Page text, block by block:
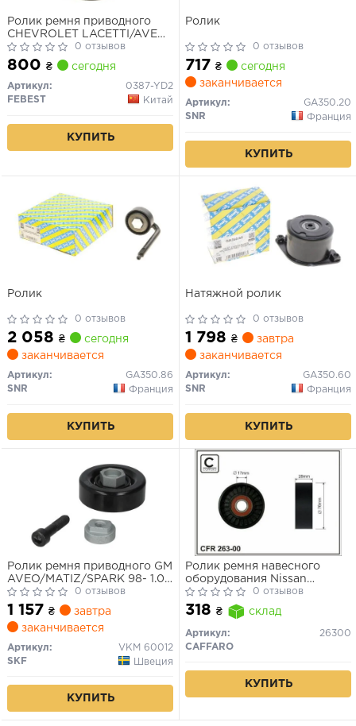
Ролик ремня приводного
CHEVROLET LACETTI/AVEO
1.4/1.6
0 отзывов
800 ₴ сегодня
Артикул:
0387-YD2
FEBEST
Китай
КУПИТЬ
Ролик
0 отзывов
717 ₴
сегодня
заканчивается
Артикул:
GA350.20
SNR
Франция
КУПИТЬ
Ролик
0 отзывов
2 058 ₴
сегодня
заканчивается
Артикул:
GA350.86
SNR
Франция
КУПИТЬ
Натяжной ролик
0 отзывов
1 798 ₴
завтра
заканчивается
Артикул:
GA350.60
SNR
Франция
КУПИТЬ
Ролик ремня приводного GM
AVEO/MATIZ/SPARK 98- 1.0-
1.2
0 отзывов
1 157 ₴
завтра
заканчивается
Артикул:
VKM 60012
SKF
Швеция
КУПИТЬ
Ролик ремня навесного
оборудования Nissan
Qashqai J10, X-Trail T30/T31
0 отзывов
318 ₴ склад
Артикул:
26300
CAFFARO
КУПИТЬ